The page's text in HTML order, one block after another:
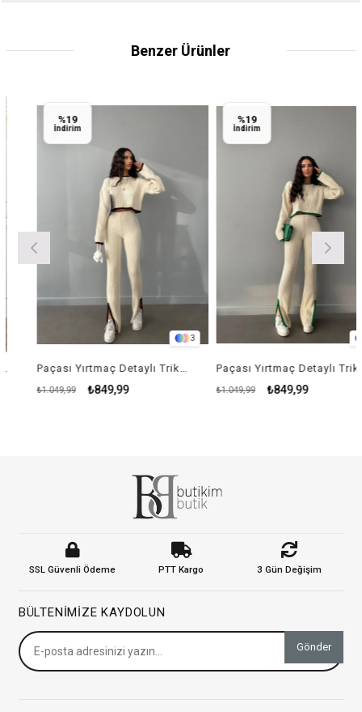
Benzer Ürünler
3
Paçası Yırtmaç Detaylı Triko Takım - KREM RENK
₺849,99
₺1.049,99
İndirim
Paçası Yırtmaç Detaylı Triko Takım - YEŞİL
₺849,99
₺1.049,99
İndirim
SSL Güvenli Ödeme PTT Kargo 3 Gün Değişim
BÜLTENIMIZE KAYDOLUN
Gönder